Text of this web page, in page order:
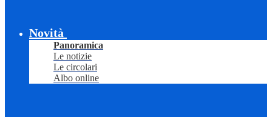
Novità
Panoramica
Le notizie
Le circolari
Albo online